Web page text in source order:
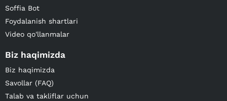
Soffia Bot
Foydalanish shartlari
Video qo'llanmalar
Biz haqimizda
Biz haqimizda
Savollar (FAQ)
Talab va takliflar uchun